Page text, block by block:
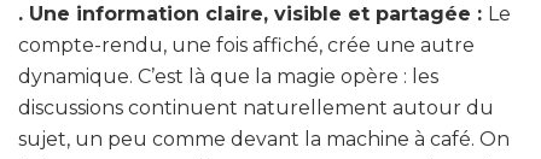
. Une information claire, visible et partagée : Le
compte-rendu, une fois affiché, crée une autre
dynamique. C’est là que la magie opère : les
discussions continuent naturellement autour du
sujet, un peu comme devant la machine à café. On